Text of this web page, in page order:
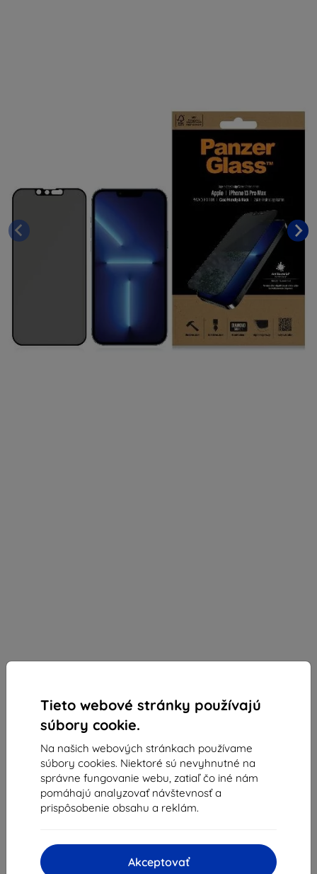
Tieto webové stránky používajú
súbory cookie.
Na našich webových stránkach používame
súbory cookies. Niektoré sú nevyhnutné na
správne fungovanie webu, zatiaľ čo iné nám
pomáhajú analyzovať návštevnosť a
prispôsobenie obsahu a reklám.
Akceptovať
Ochranné sklo PanzerGlass E2E Privacy iPhone 13
Pro Max 6,7" Case Friendly Microfracture
AntiBacterial black ProP2746 (ProP2746)
Vhodné pre: Apple iPhone 13 Pro Max
38,90 €